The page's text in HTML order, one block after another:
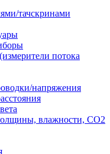
тачскринами
потока
напряжения
влажности, CO2